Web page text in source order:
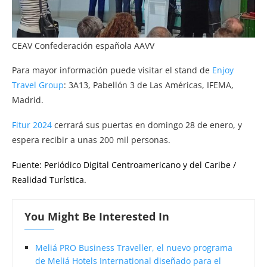
CEAV Confederación española AAVV
Para mayor información puede visitar el stand de Enjoy
Travel Group: 3A13, Pabellón 3 de Las Américas, IFEMA,
Madrid.
Fitur 2024 cerrará sus puertas en domingo 28 de enero, y
espera recibir a unas 200 mil personas.
Fuente: Periódico Digital Centroamericano y del Caribe /
Realidad Turística.
You Might Be Interested In
Meliá PRO Business Traveller, el nuevo programa
de Meliá Hotels International diseñado para el